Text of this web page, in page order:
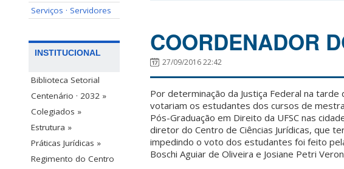
Serviços · Servidores
INSTITUCIONAL
Biblioteca Setorial
Centenário · 2032 »
Colegiados »
Estrutura »
Práticas Jurídicas »
Regimento do Centro
COORDENADOR
27/09/2016 22:42
Por determinação da Justiça Federal na
votariam os estudantes dos cursos de
Pós-Graduação em Direito da UFSC nas
diretor do Centro de Ciências Jurídicas, que
impedindo o voto dos estudantes foi feito
Boschi Aguiar de Oliveira e Josiane Petri